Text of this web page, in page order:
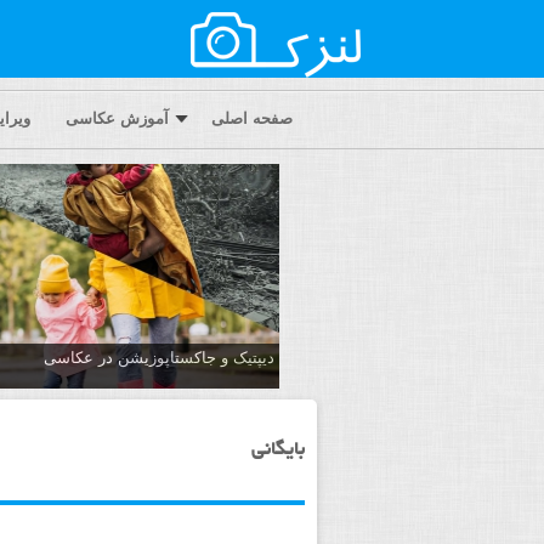
صفحه اصلی آموزش عکاسی
دیپتیک و جاکستا‌پوزیشن در عکاسی
بایگانی